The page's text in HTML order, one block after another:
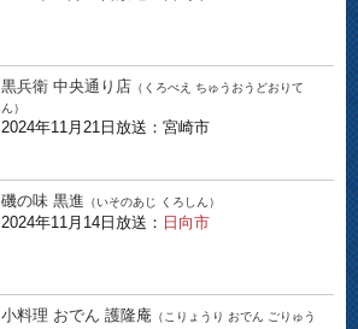
黒兵衛 中央通り店 （くろべえ ちゅうおうどおりて
ん）
2024年11月21日放送：宮崎市
磯の味 黒進 （いそのあじ くろしん）
2024年11月14日放送： 日向市
小料理 おでん 護隆庵 （こりょうり おでん ごりゅう